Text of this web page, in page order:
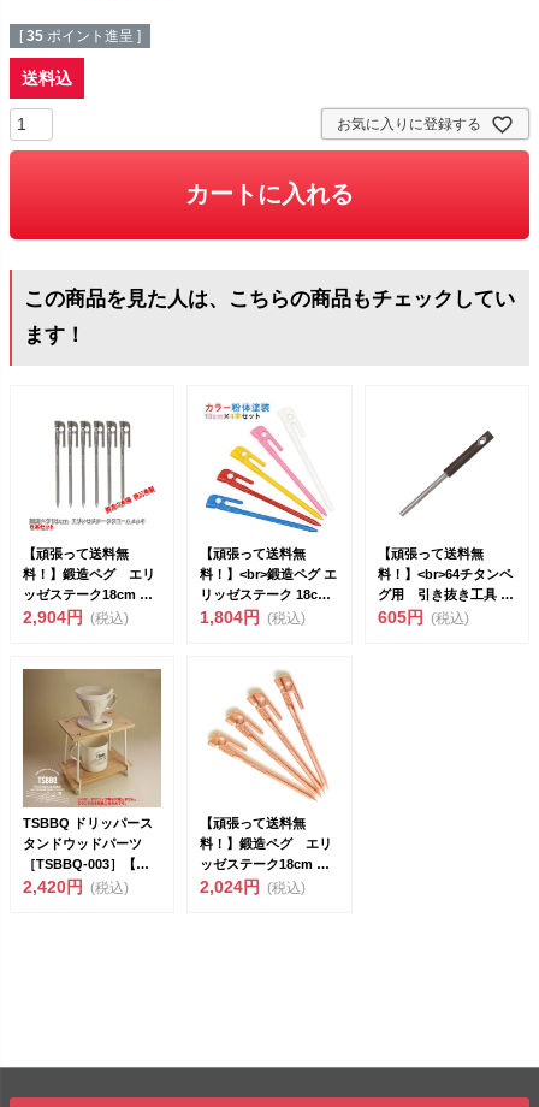
[ 35 ポイント進呈 ]
送料込
お気に入りに登録する
カートに入れる
この商品を見た人は、こちらの商品もチェックしてい
ます！
【頑張って送料無
料！】鍛造ペグ エリ
ッゼステーク18cm ク
ロームメッキ塗装 6
2,904円 (税込)
【頑張って送料無
料！】<br>鍛造ペグ エ
リッゼステーク 18cm
／4本...
1,804円 (税込)
【頑張って送料無
料！】<br>64チタンペ
グ用 引き抜き工具 チ
タン製［...
605円 (税込)
TSBBQ ドリッパース
タンドウッドパーツ
［TSBBQ-003］【燕
三条製】 エリッ...
2,420円 (税込)
【頑張って送料無
料！】鍛造ペグ エリ
ッゼステーク18cm ブ
ロンズメッキ塗装 4
2,024円 (税込)